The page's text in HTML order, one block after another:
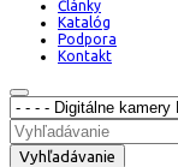
Články
Katalóg
Podpora
Kontakt
Vyhľadávanie